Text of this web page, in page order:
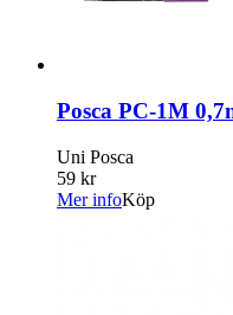
Posca PC-1M
Uni Posca
59 kr
Mer infoKöp